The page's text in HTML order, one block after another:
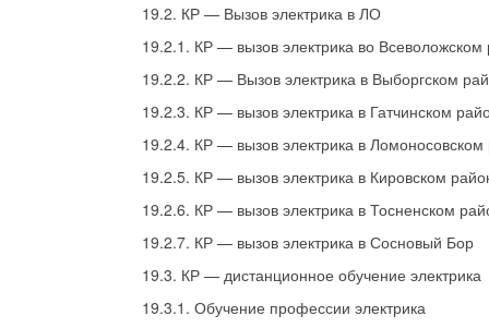
19.2. КР — Вызов электрика в ЛО
19.2.1. КР — вызов электрика во
19.2.2. КР — Вызов электрика в Выборгском
19.2.3. КР — вызов электрика в Гатчинском
19.2.4. КР — вызов электрика в
19.2.5. КР — вызов электрика в Кировском
19.2.6. КР — вызов электрика в Тосненском
19.2.7. КР — вызов электрика в Сосновый Бор
19.3. КР — дистанционное обучение электрика
19.3.1. Обучение профессии электрика